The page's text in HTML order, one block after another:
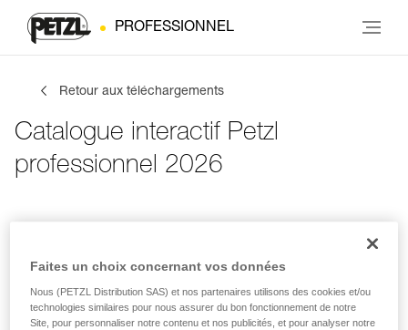
PROFESSIONNEL
Retour aux téléchargements
Catalogue interactif Petzl
professionnel 2026
Infos de contact
Faites un choix concernant vos données
Nous (PETZL Distribution SAS) et nos partenaires utilisons des cookies et/ou
technologies similaires pour nous assurer du bon fonctionnement de notre
Site, pour personnaliser notre contenu et nos publicités, et pour analyser notre